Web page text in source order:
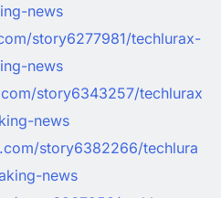
news
story6277981/techlurax-
news
story6343257/techlurax
news
story6382266/techlura
news